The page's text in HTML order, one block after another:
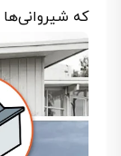
که